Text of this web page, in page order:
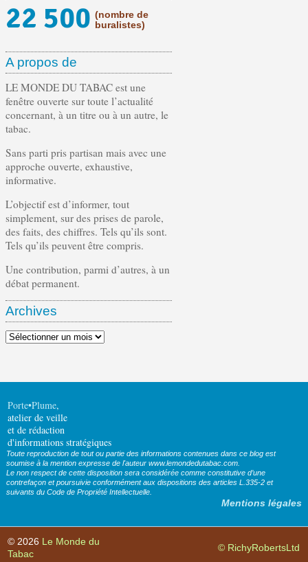
22 500 (nombre de
buralistes)
A propos de
LE MONDE DU TABAC est une
fenêtre ouverte sur toute l’actualité
concernant, à un titre ou à un autre, le
tabac.
Sans parti pris partisan mais avec une
approche ouverte, exhaustive,
informative.
L’objectif est d’informer, tout
simplement, sur des prises de parole,
des faits, des chiffres. Tels qu’ils sont.
Tels qu’ils peuvent être compris.
Une contribution, parmi d’autres, à un
débat permanent.
Archives
Archives
Porte•Plume,
atelier de veille
et de rédaction
d'informations stratégiques
Toute reproduction de tout ou partie des informations contenues dans ce blog est
soumise à la mention expresse de l'auteur www.lemondedutabac.com.
Le non respect de cette disposition sera considérée comme constitutive d’une
contrefaçon et poursuivie conformément aux dispositions des articles L.335-2 et
suivants du Code de Propriété Intellectuelle.
Mentions légales
© 2026 Le Monde du
Tabac
© RichyRobertsLtd